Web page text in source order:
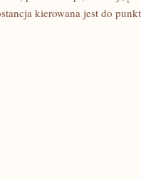
kierowana jest do